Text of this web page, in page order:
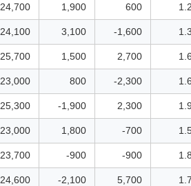
24,700 1,900 600
24,100 3,100 -1,600
25,700 1,500 2,700
23,000 800 -2,300
25,300 -1,900 2,300
23,000 1,800 -700
23,700 -900 -900
24,600 -2,100 5,700